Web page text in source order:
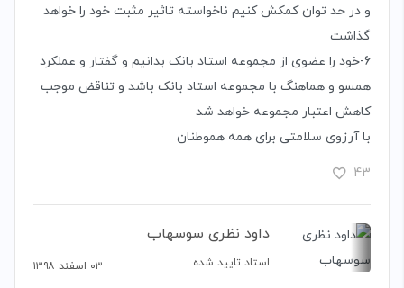
و در حد توان کمکش کنیم ناخواسته تاثیر مثبت خود را خواهد
گذاشت
6-خود را عضوی از مجموعه استاد بانک بدانیم و گفتار و عملکرد
همسو و هماهنگ با مجموعه استاد بانک باشد و تناقض موجب
کاهش اعتبار مجموعه خواهد شد
با آرزوی سلامتی برای همه هموطنان
43
داود نظری سوسهاب
استاد تایید شده ۰۳ اسفند ۱۳۹۸